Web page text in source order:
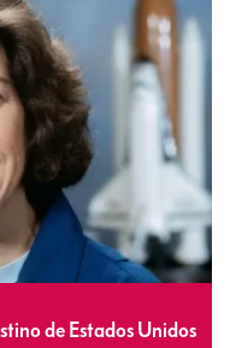
de Estados Unidos